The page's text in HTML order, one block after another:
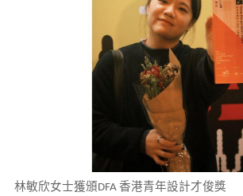
林敏欣女士獲頒DFA 香港青年設計才俊獎